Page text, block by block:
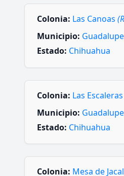
Colonia: Las Canoas
Municipio:
Estado: Chihuahua
Colonia: Las Escaleras
Municipio:
Estado: Chihuahua
Colonia: Mesa de